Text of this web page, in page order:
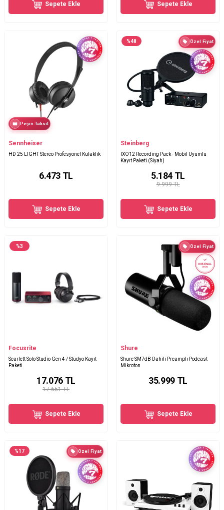
Sepete Ekle Sepete Ekle
Peşin Taksit
Sennheiser
HD 25 LIGHT Stereo Profesyonel Kulaklık
6.473 TL
Sepete Ekle
%48 Özel Fiyat
Steinberg
IXO12 Recording Pack - Mobil Uyumlu
Kayıt Paketi (Siyah)
9.999 TL
5.184 TL
Sepete Ekle
%3
Focusrite
Scarlett Solo Studio Gen 4 / Stüdyo Kayıt
Paketi
17.651 TL
17.076TL
Sepete Ekle
Özel Fiyat
ORİJİNAL
ÜRÜN
Shure
Shure SM7dB Dahili Preamplı Podcast
Mikrofon
35.999TL
Sepete Ekle
%17 Özel Fiyat